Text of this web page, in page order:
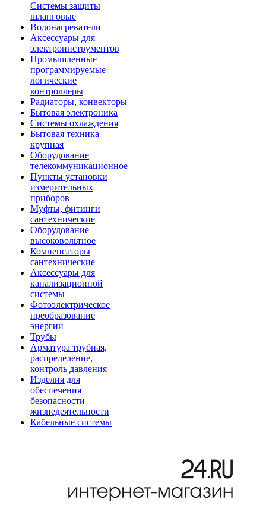
Системы защиты
шланговые
Водонагреватели
Аксессуары для
электроинструментов
Промышленные
программируемые
логические
контроллеры
Радиаторы, конвекторы
Бытовая электроника
Системы охлаждения
Бытовая техника
крупная
Оборудование
телекоммуникационное
Пункты установки
измерительных
приборов
Муфты, фитинги
сантехнические
Оборудование
высоковольтное
Компенсаторы
сантехнические
Аксессуары для
канализационной
системы
Фотоэлектрическое
преобразование
энергии
Трубы
Арматура трубная,
распределение,
контроль давления
Изделия для
обеспечения
безопасности
жизнедеятельности
Кабельные системы